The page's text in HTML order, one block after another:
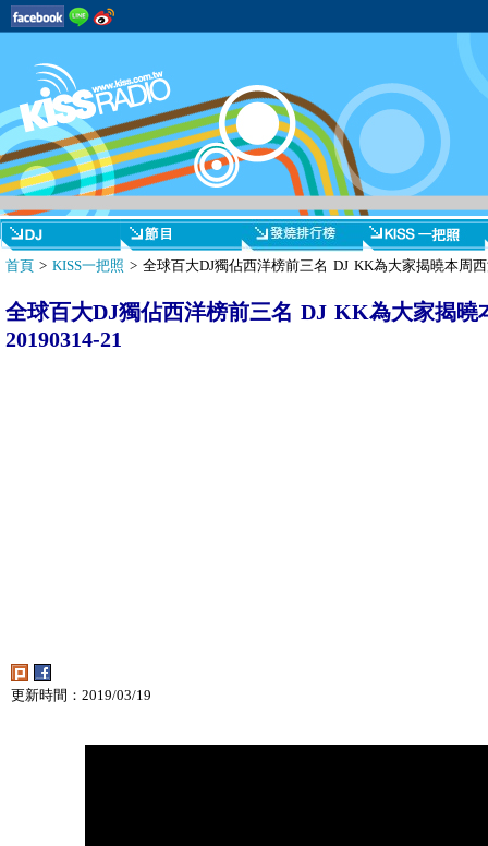
首頁 > KISS一把照 > 全球百大DJ獨佔西洋榜前三名 DJ KK為大家揭曉本周
全球百大DJ獨佔西洋榜前三名 DJ KK為大家揭曉
20190314-21
更新時間：2019/03/19